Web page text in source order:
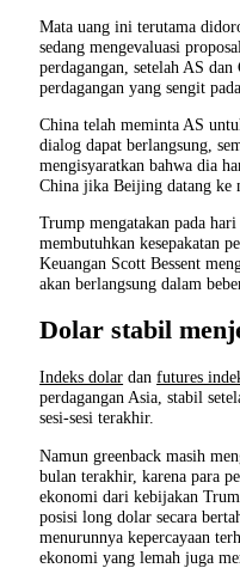
Mata uang ini terutama
sedang mengevaluasi
perdagangan, setelah AS
perdagangan yang sengit
China telah meminta AS
dialog dapat berlangsung,
mengisyaratkan bahwa dia
China jika Beijing datang ke
Trump mengatakan pada
membutuhkan kesepakatan
Keuangan Scott Bessent
akan berlangsung dalam
Dolar stabil
Indeks dolar danfutures
perdagangan Asia, stabil
sesi-sesi terakhir.
Namun greenback masih
bulan terakhir, karena para
ekonomi dari kebijakan
posisi long dolar secara
menurunnya kepercayaan
ekonomi yang lemah juga